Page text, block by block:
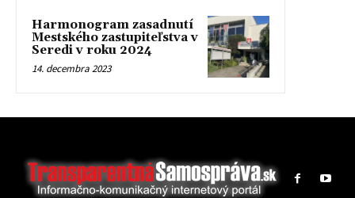
Harmonogram zasadnutí
Mestského zastupiteľstva v
Seredi v roku 2024
14. decembra 2023